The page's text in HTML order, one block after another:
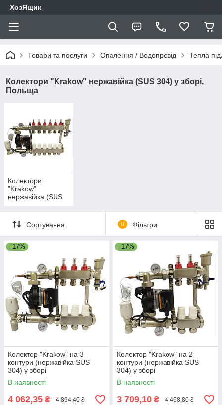
ХозЯщик
Товари та послуги Опалення / Водопровід Тепла
Колектори "Krakow" нержавійка (SUS 304) у зборі,
Польща
Колектори
"Krakow"
нержавійка (SUS
(комплект),
ПольщаСортування 0 Фільтри
–17%
Колектор "Krakow" на 3
контури (нержавійка SUS
304) у зборі
В наявності
4 062,35 ₴ 4 894,40 ₴
–17%
Колектор "Krakow" на 2
контури (нержавійка SUS
304) у зборі
В наявності
3 709,10 ₴ 4 468,80 ₴